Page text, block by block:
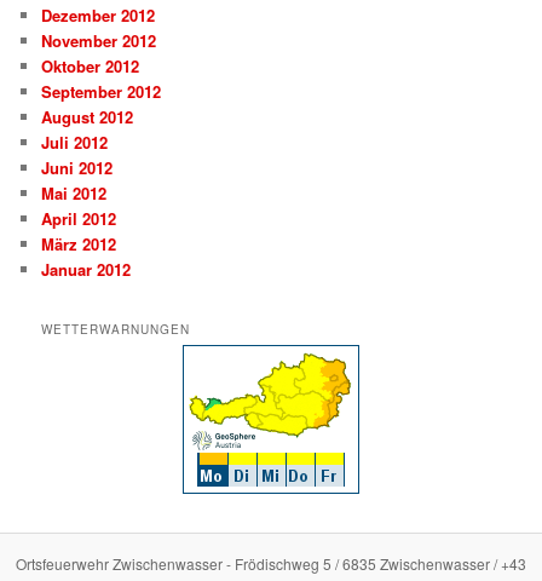
Dezember 2012
November 2012
Oktober 2012
September 2012
August 2012
Juli 2012
Juni 2012
Mai 2012
April 2012
März 2012
Januar 2012
WETTERWARNUNGEN
Ortsfeuerwehr Zwischenwasser - Frödischweg 5 / 6835 Zwischenwasser / +43